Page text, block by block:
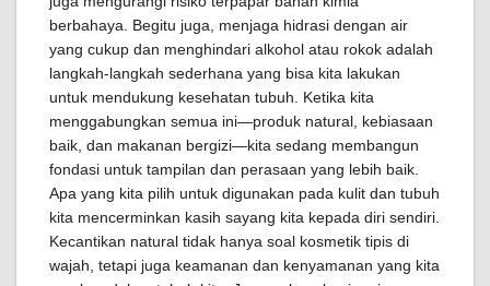
berbahaya. Begitu juga, menjaga hidrasi dengan air
yang cukup dan menghindari alkohol atau rokok adalah
langkah-langkah sederhana yang bisa kita lakukan
untuk mendukung kesehatan tubuh. Ketika kita
menggabungkan semua ini—produk natural, kebiasaan
baik, dan makanan bergizi—kita sedang membangun
fondasi untuk tampilan dan perasaan yang lebih baik.
Apa yang kita pilih untuk digunakan pada kulit dan tubuh
kita mencerminkan kasih sayang kita kepada diri sendiri.
Kecantikan natural tidak hanya soal kosmetik tipis di
wajah, tetapi juga keamanan dan kenyamanan yang kita